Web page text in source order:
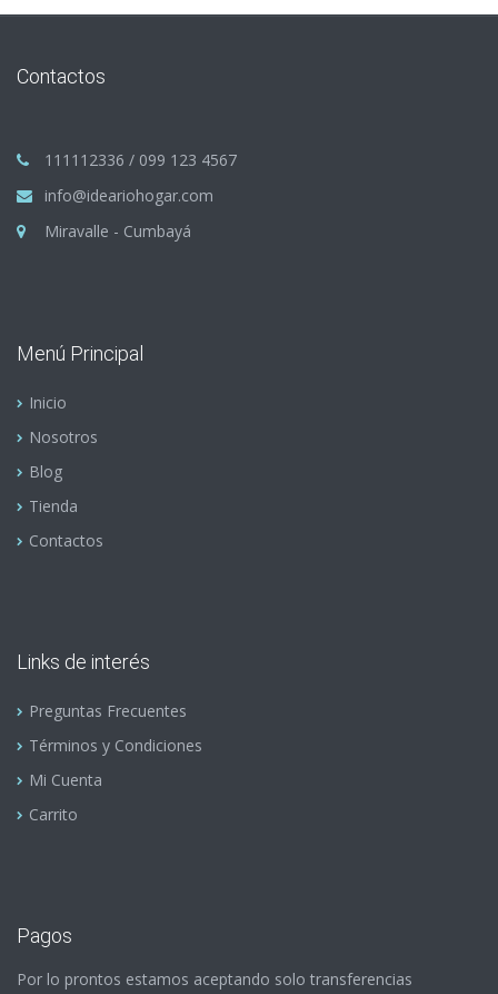
Contactos
111112336 / 099 123 4567
info@ideariohogar.com
Miravalle - Cumbayá
Menú Principal
Inicio
Nosotros
Blog
Tienda
Contactos
Links de interés
Preguntas Frecuentes
Términos y Condiciones
Mi Cuenta
Carrito
Pagos
Por lo prontos estamos aceptando solo transferencias